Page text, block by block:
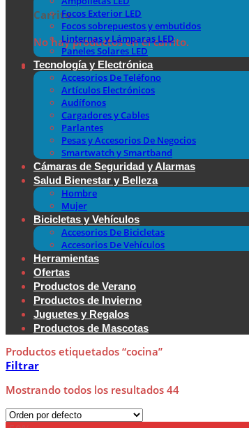
Carrito
No hay productos en el carrito.
Focos Exterior LED
Focos sobrepuestos y embutidos
Linternas y Lámparas LED
Paneles Solares LED
Tecnología y Electrónica
Accesorios De Teléfono
Artículos Electrónicos
Audífonos
Cargadores y Cables
Parlantes
Pesas y Accesorios De Negocios
Smartwatch y Smartband
Cámaras de Seguridad y Alarmas
Salud Bienestar y Belleza
Hombre
Mujer
Bicicletas y Vehículos
Accesorios De Bicicletas
Accesorios De Vehículos
Herramientas
Ofertas
Productos de Verano
Productos de Invierno
Juguetes y Regalos
Productos de Mascotas
Productos etiquetados “cocina”
Filtrar
Mostrando todos los resultados 44